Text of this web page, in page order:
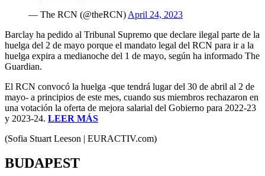
— The RCN (@theRCN) April 24, 2023
Barclay ha pedido al Tribunal Supremo que declare ilegal parte de la
huelga del 2 de mayo porque el mandato legal del RCN para ir a la
huelga expira a medianoche del 1 de mayo, según ha informado The
Guardian.
El RCN convocó la huelga -que tendrá lugar del 30 de abril al 2 de
mayo- a principios de este mes, cuando sus miembros rechazaron en
una votación la oferta de mejora salarial del Gobierno para 2022-23
y 2023-24. LEER MÁS
(Sofia Stuart Leeson | EURACTIV.com)
BUDAPEST